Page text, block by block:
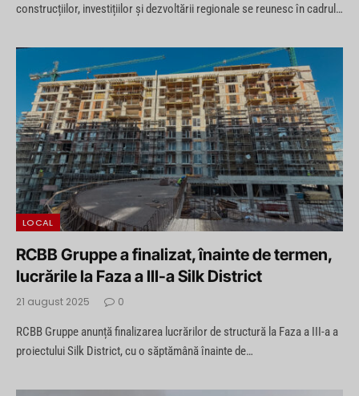
construcțiilor, investițiilor și dezvoltării regionale se reunesc în cadrul…
LOCAL
RCBB Gruppe a finalizat, înainte de termen,
lucrările la Faza a III-a Silk District
21 august 2025 0
RCBB Gruppe anunță finalizarea lucrărilor de structură la Faza a III-a a
proiectului Silk District, cu o săptămână înainte de…